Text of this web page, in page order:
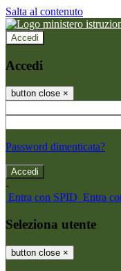
Salta al contenuto
Accedi
Accedi
button close ×
Password dimenticata?
-
Entra con SPID Entra
Seleziona utente
button close ×